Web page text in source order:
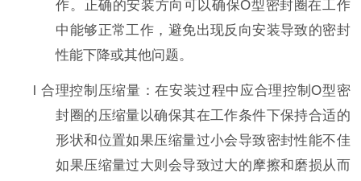
作。正确的安装方向可以确保O型密封圈在工作
中能够正常工作，避免出现反向安装导致的密封
性能下降或其他问题。
l合理控制压缩量：在安装过程中应合理控制O型密
封圈的压缩量以确保其在工作条件下保持合适的
形状和位置如果压缩量过小会导致密封性能不佳
如果压缩量过大则会导致过大的摩擦和磨损从而